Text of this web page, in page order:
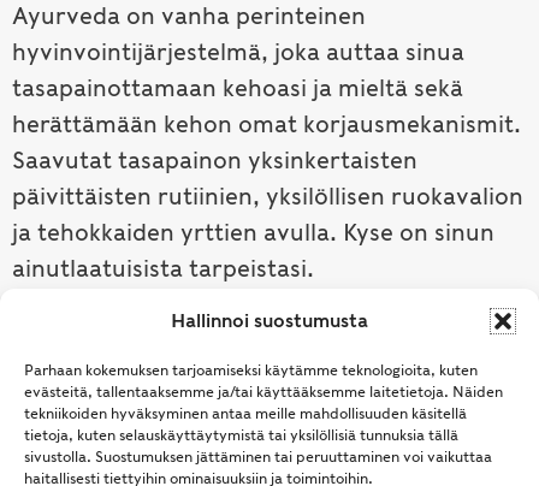
Hallinnoi suostumusta
Parhaan kokemuksen tarjoamiseksi käytämme teknologioita, kuten
evästeitä, tallentaaksemme ja/tai käyttääksemme laitetietoja. Näiden
tekniikoiden hyväksyminen antaa meille mahdollisuuden käsitellä
tietoja, kuten selauskäyttäytymistä tai yksilöllisiä tunnuksia tällä
sivustolla. Suostumuksen jättäminen tai peruuttaminen voi vaikuttaa
haitallisesti tiettyihin ominaisuuksiin ja toimintoihin.
Ayurveda on vanha perinteinen
hyvinvointijärjestelmä, joka auttaa sinua
tasapainottamaan kehoasi ja mieltä sekä
herättämään kehon omat korjausmekanismit.
Saavutat tasapainon yksinkertaisten
päivittäisten rutiinien, yksilöllisen ruokavalion
ja tehokkaiden yrttien avulla. Kyse on sinun
ainutlaatuisista tarpeistasi.
Tutustu ayurvedaan →